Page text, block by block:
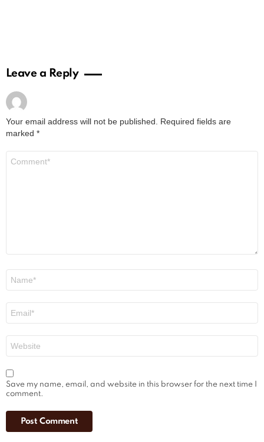
Leave a Reply
Your email address will not be published. Required fields are
marked *
Save my name, email, and website in this browser for the next time I
comment.